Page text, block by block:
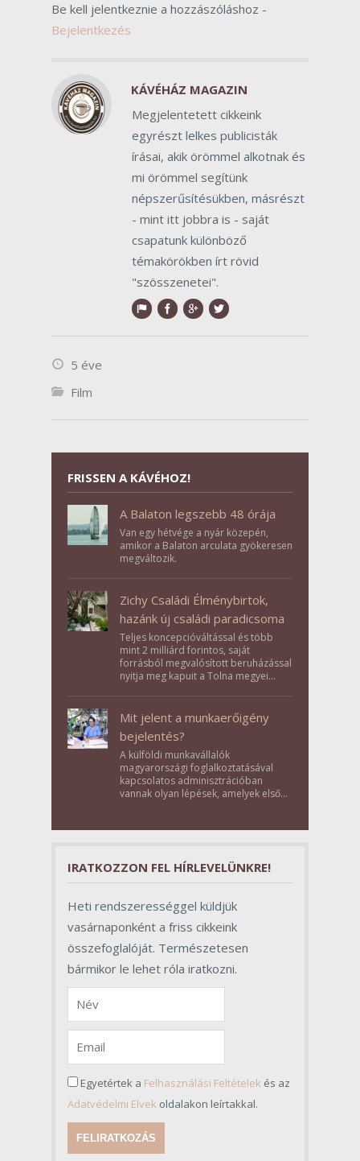
Be kell jelentkeznie a hozzászóláshoz -
Bejelentkezés
KÁVÉHÁZ MAGAZIN
Megjelentetett cikkeink
egyrészt lelkes publicisták
írásai, akik örömmel alkotnak és
mi örömmel segítünk
népszerűsítésükben, másrészt
- mint itt jobbra is - saját
csapatunk különböző
témakörökben írt rövid
"szösszenetei".
5 éve
Film
FRISSEN A KÁVÉHOZ!
A Balaton legszebb 48 órája
Van egy hétvége a nyár közepén,
amikor a Balaton arculata gyökeresen
megváltozik.
Zichy Családi Élménybirtok,
hazánk új családi paradicsoma
Teljes koncepcióváltással és több
mint 2 milliárd forintos, saját
forrásból megvalósított beruházással
nyitja meg kapuit a Tolna megyei
Mit jelent a munkaerőigény
bejelentés?
A külföldi munkavállalók
magyarországi foglalkoztatásával
kapcsolatos adminisztrációban
vannak olyan lépések, amelyek első
szerepet töltenek be az egész
IRATKOZZON FEL HÍRLEVELÜNKRE!
Heti rendszerességgel küldjük
vasárnaponként a friss cikkeink
összefoglalóját. Természetesen
bármikor le lehet róla iratkozni.
Egyetértek a Felhasználási Feltételek és az
Adatvédelmi Elvek oldalakon leírtakkal.
FELIRATKOZÁS